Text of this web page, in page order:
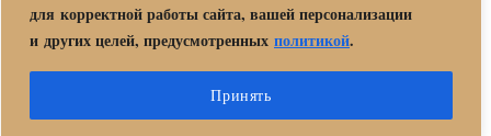
для корректной работы сайта, вашей персонализации
и других целей, предусмотренных политикой.
Принять
Центр государственных и муниципальных услуг «Мои
документы» в г. о. Орехово-Зуево
Политика обработки и защиты персональных данных в «МБУ
МФЦ Орехово-Зуевского городского округа Московской области»